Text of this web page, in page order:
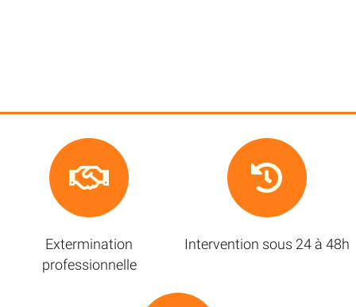
Extermination
professionnelle
Intervention sous 24 à 48h